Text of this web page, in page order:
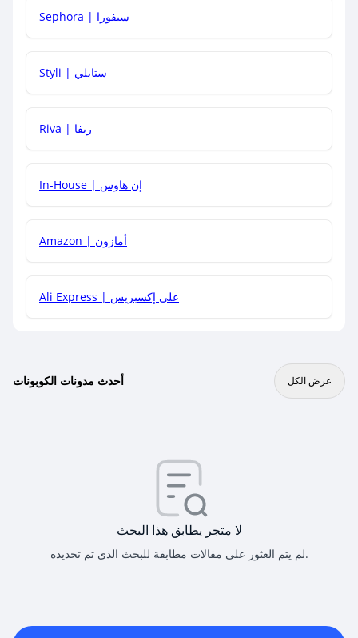
هل يمكنني جمع كود خصم مع العروض الأخرى؟
Sephora | سيفورا
Styli | ستايلي
Riva | ريفا
In-House | إن هاوس
Amazon | أمازون
Ali Express | علي إكسبريس
أحدث مدونات الكوبونات عرض الكل
لا متجر يطابق هذا البحث
لم يتم العثور على مقالات مطابقة للبحث الذي تم تحديده.